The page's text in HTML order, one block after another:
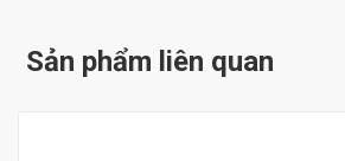
Sản phẩm liên quan